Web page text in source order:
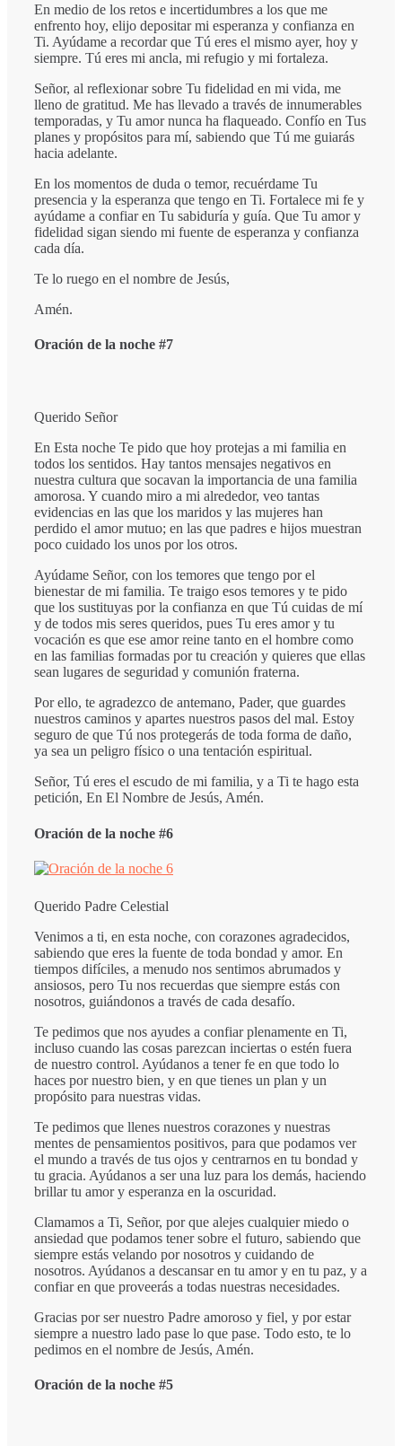
En medio de los retos e incertidumbres a los que me
enfrento hoy, elijo depositar mi esperanza y confianza en
Ti. Ayúdame a recordar que Tú eres el mismo ayer, hoy y
siempre. Tú eres mi ancla, mi refugio y mi fortaleza.
Señor, al reflexionar sobre Tu fidelidad en mi vida, me
lleno de gratitud. Me has llevado a través de innumerables
temporadas, y Tu amor nunca ha flaqueado. Confío en Tus
planes y propósitos para mí, sabiendo que Tú me guiarás
hacia adelante.
En los momentos de duda o temor, recuérdame Tu
presencia y la esperanza que tengo en Ti. Fortalece mi fe y
ayúdame a confiar en Tu sabiduría y guía. Que Tu amor y
fidelidad sigan siendo mi fuente de esperanza y confianza
cada día.
Te lo ruego en el nombre de Jesús,
Amén.
Oración de la noche #7
Querido Señor
En Esta noche Te pido que hoy protejas a mi familia en
todos los sentidos. Hay tantos mensajes negativos en
nuestra cultura que socavan la importancia de una familia
amorosa. Y cuando miro a mi alrededor, veo tantas
evidencias en las que los maridos y las mujeres han
perdido el amor mutuo; en las que padres e hijos muestran
poco cuidado los unos por los otros.
Ayúdame Señor, con los temores que tengo por el
bienestar de mi familia. Te traigo esos temores y te pido
que los sustituyas por la confianza en que Tú cuidas de mí
y de todos mis seres queridos, pues Tu eres amor y tu
vocación es que ese amor reine tanto en el hombre como
en las familias formadas por tu creación y quieres que ellas
sean lugares de seguridad y comunión fraterna.
Por ello, te agradezco de antemano, Pader, que guardes
nuestros caminos y apartes nuestros pasos del mal. Estoy
seguro de que Tú nos protegerás de toda forma de daño,
ya sea un peligro físico o una tentación espiritual.
Señor, Tú eres el escudo de mi familia, y a Ti te hago esta
petición, En El Nombre de Jesús, Amén.
Oración de la noche #6
Querido Padre Celestial
Venimos a ti, en esta noche, con corazones agradecidos,
sabiendo que eres la fuente de toda bondad y amor. En
tiempos difíciles, a menudo nos sentimos abrumados y
ansiosos, pero Tu nos recuerdas que siempre estás con
nosotros, guiándonos a través de cada desafío.
Te pedimos que nos ayudes a confiar plenamente en Ti,
incluso cuando las cosas parezcan inciertas o estén fuera
de nuestro control. Ayúdanos a tener fe en que todo lo
haces por nuestro bien, y en que tienes un plan y un
propósito para nuestras vidas.
Te pedimos que llenes nuestros corazones y nuestras
mentes de pensamientos positivos, para que podamos ver
el mundo a través de tus ojos y centrarnos en tu bondad y
tu gracia. Ayúdanos a ser una luz para los demás, haciendo
brillar tu amor y esperanza en la oscuridad.
Clamamos a Ti, Señor, por que alejes cualquier miedo o
ansiedad que podamos tener sobre el futuro, sabiendo que
siempre estás velando por nosotros y cuidando de
nosotros. Ayúdanos a descansar en tu amor y en tu paz, y a
confiar en que proveerás a todas nuestras necesidades.
Gracias por ser nuestro Padre amoroso y fiel, y por estar
siempre a nuestro lado pase lo que pase. Todo esto, te lo
pedimos en el nombre de Jesús, Amén.
Oración de la noche #5